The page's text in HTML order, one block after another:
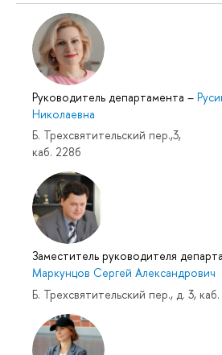
Руководитель департамента –
Николаевна
Б. Трехсвятительский пер.,3,
каб. 228б
Заместитель руководителя
Маркунцов Сергей Александрович
Б. Трехсвятительский пер., д. 3,